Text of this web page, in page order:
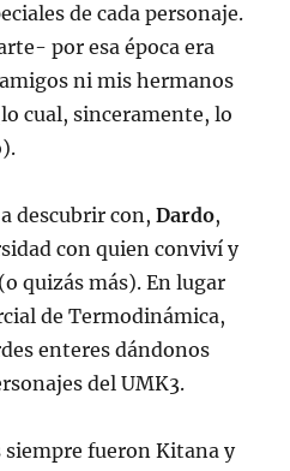
de cada personaje.
por esa época era
ni mis hermanos
cual, sinceramente, lo
descubrir con,Dardo,
con quien conviví y
quizás más). En lugar
de Termodinámica,
enteres dándonos
del UMK3.
fueron Kitana y